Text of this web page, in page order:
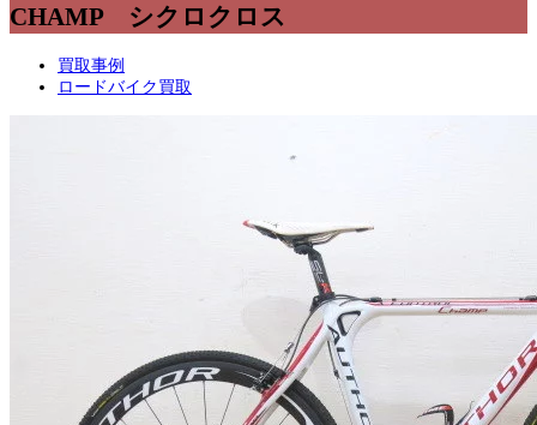
CHAMP シクロクロス
買取事例
ロードバイク買取